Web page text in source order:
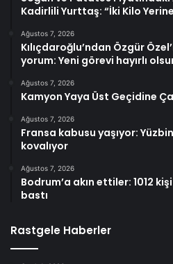
Kadirlili Yurttaş: “İki Kilo
Ağustos 7, 2026
Kılıçdaroğlu’ndan Özgür
yorum: Yeni görevi hayırlı
Ağustos 7, 2026
Kamyon Yaya Üst Geçidine
Ağustos 7, 2026
Fransa kabusu yaşıyor:
kovalıyor
Ağustos 7, 2026
Bodrum’a akın ettiler: 1012
bastı
Rastgele Haberler